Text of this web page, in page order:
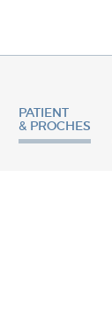
PATIENT
& PROCHES